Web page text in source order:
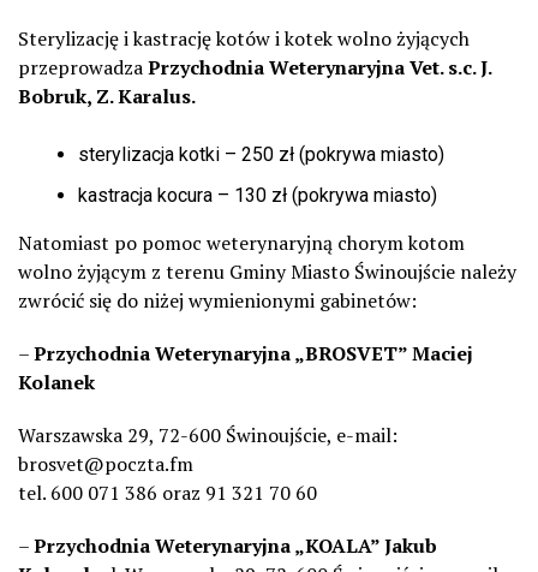
Sterylizację i kastrację kotów i kotek wolno żyjących
przeprowadzaPrzychodnia Weterynaryjna Vet. s.c. J.
Bobruk, Z. Karalus.
sterylizacja kotki – 250 zł (pokrywa miasto)
kastracja kocura – 130 zł (pokrywa miasto)
Natomiast po pomoc weterynaryjną chorym kotom
wolno żyjącym z terenu Gminy Miasto Świnoujście należy
zwrócić się do niżej wymienionymi gabinetów:
–Przychodnia Weterynaryjna „BROSVET” Maciej
Kolanek
Warszawska 29, 72-600 Świnoujście, e-mail:
brosvet@poczta.fm
tel. 600 071 386 oraz 91 321 70 60
–Przychodnia Weterynaryjna „KOALA” Jakub